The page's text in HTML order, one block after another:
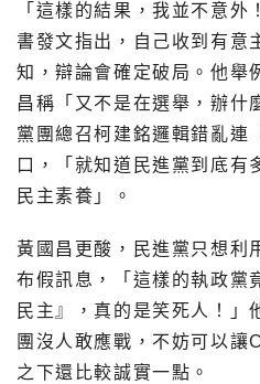
「這樣的結果，我並不意
書發文指出，自己收到有意
知，辯論會確定破局。他舉
昌稱「又不是在選舉，辦什
黨團總召柯建銘邏輯錯亂連
口，「就知道民進黨到底有
民主素養」。
黃國昌更酸，民進黨只想利
布假訊息，「這樣的執政黨
民主』，真的是笑死人！」
團沒人敢應戰，不妨可以
之下還比較誠實一點。